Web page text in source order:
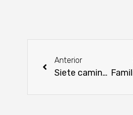
Anterior
Siete caminos rurales en tres departamentos nuevamente en funcionamiento